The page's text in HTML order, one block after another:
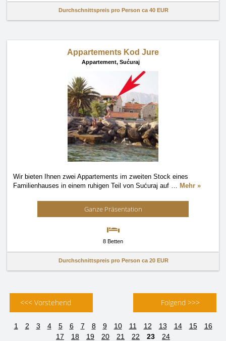
Durchschnittspreis pro Person ca 40 EUR
Appartements Kod Jure
Appartement, Sućuraj
Wir bieten Ihnen zwei Appartements im zweiten Stock eines
Familienhauses in einem ruhigen Teil von Sućuraj auf … Mehr »
Ganze Präsentation
8 Betten
Durchschnittspreis pro Person ca 20 EUR
<<< Vorstehend Folgend >>>
1 2 3 4 5 6 7 8 9 10 11 12 13 14 15
16
17
18 19 20 21 22 23 24